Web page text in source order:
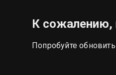
К сожалению,
Попробуйте